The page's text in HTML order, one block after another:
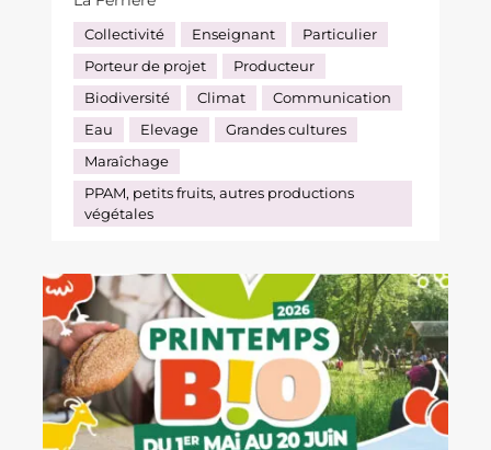
Collectivité Enseignant
Particulier
Porteur de projet
Producteur
Biodiversité
Climat
Communication
Eau
Elevage
Grandes cultures
Maraîchage
PPAM, petits fruits, autres productions
végétales